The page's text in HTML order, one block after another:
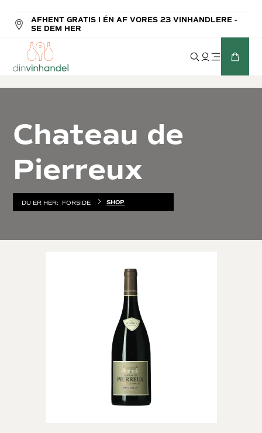
AFHENT GRATIS I ÉN AF VORES 23 VINHANDLERE -
SE DEM HER
Chateau de
Pierreux
DU ER HER: FORSIDE SHOP